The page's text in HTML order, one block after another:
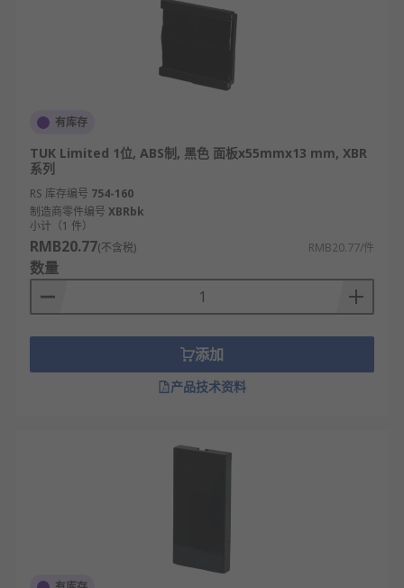
有库存
TUK Limited 1位, ABS制, 黑色 面板x55mmx13 mm, XBR
系列
RS 库存编号 754-160
制造商零件编号 XBRbk
小计（1 件）
RMB20.77(不含税) RMB20.77/件
数量
添加
产品技术资料